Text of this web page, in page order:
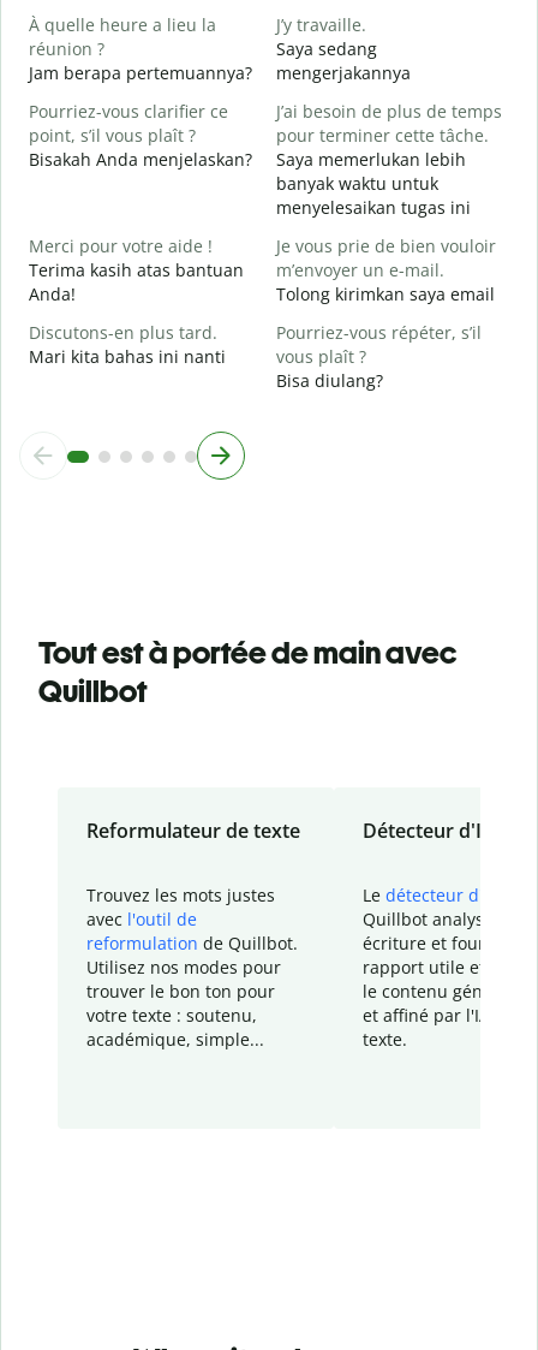
À quelle heure a lieu la
réunion ?
Jam berapa pertemuannya?
J’y travaille.
Saya sedang
mengerjakannya
Pourriez-vous clarifier ce
point, s’il vous plaît ?
Bisakah Anda menjelaskan?
J’ai besoin de plus de temps
pour terminer cette tâche.
Saya memerlukan lebih
banyak waktu untuk
menyelesaikan tugas ini
Merci pour votre aide !
Terima kasih atas bantuan
Anda!
Je vous prie de bien vouloir
m’envoyer un e-mail.
Tolong kirimkan saya email
Discutons-en plus tard.
Mari kita bahas ini nanti
Pourriez-vous répéter, s’il
vous plaît ?
Bisa diulang?
Tout est à portée de main avec
Quillbot
Reformulateur de texte
Trouvez les mots justes
avec l'outil de
reformulation de Quillbot.
Utilisez nos modes pour
trouver le bon ton pour
votre texte : soutenu,
académique, simple...
Détecteur d'IA
Le détecteur d'IA
Quillbot analyse votre
écriture et fournit un
rapport utile et
le contenu généré
et affiné par l'IA
texte.